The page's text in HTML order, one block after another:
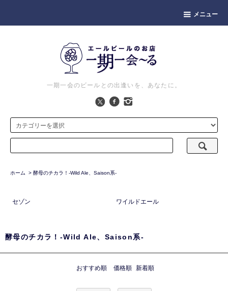
メニュー
一期一会のビールとの出逢いを、あなたに。
ホーム > 酵母のチカラ！-Wild Ale、Saison系-
セゾン ワイルドエール
酵母のチカラ！-Wild Ale、Saison系-
おすすめ順 価格順 新着順